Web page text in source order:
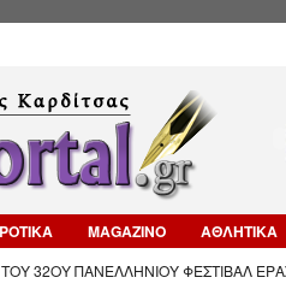
MAGAZINO ΑΘΛΗΤΙΚΑ
ΤΟΥ 32ΟΥ ΠΑΝΕΛΛΗΝΙΟΥ ΦΕΣΤΙΒΑΛ